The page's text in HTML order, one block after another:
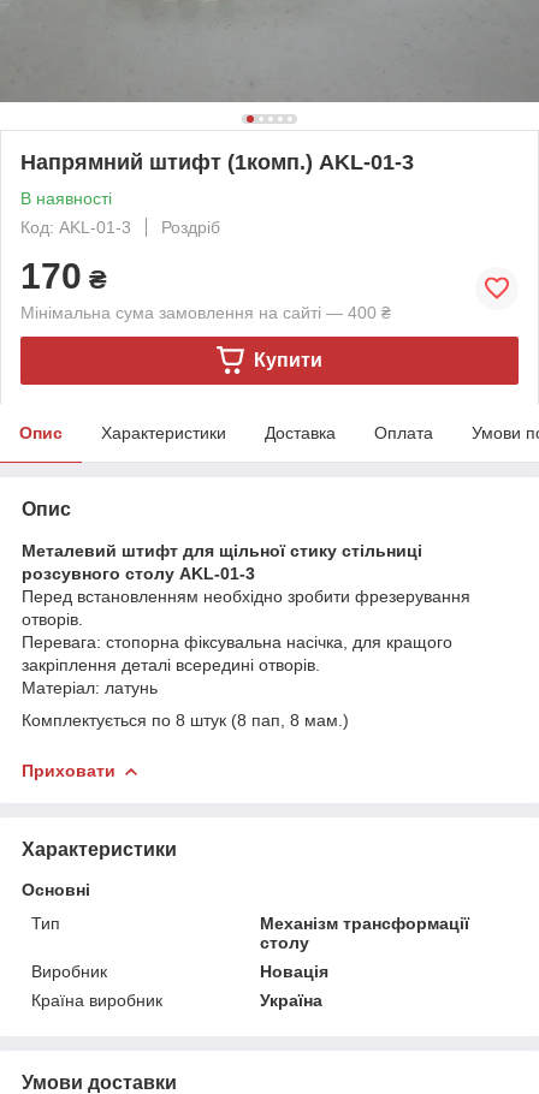
Напрямний штифт (1комп.) AKL-01-3
В наявності
Код: AKL-01-3
Роздріб
170 ₴
Мінімальна сума замовлення на сайті — 400 ₴
Купити
Опис Характеристики Доставка Оплата Умови
Опис
Металевий штифт для щільної стику стільниці
розсувного столу AKL-01-3
Перед встановленням необхідно зробити фрезерування
отворів.
Перевага: стопорна фіксувальна насічка, для кращого
закріплення деталі всередині отворів.
Матеріал: латунь
Комплектується по 8 штук (8 пап, 8 мам.)
Приховати
Характеристики
Основні
Тип
Механізм трансформації
столу
Виробник
Новація
Країна виробник
Україна
Умови доставки